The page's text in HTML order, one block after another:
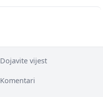
Dojavite vijest
Komentari